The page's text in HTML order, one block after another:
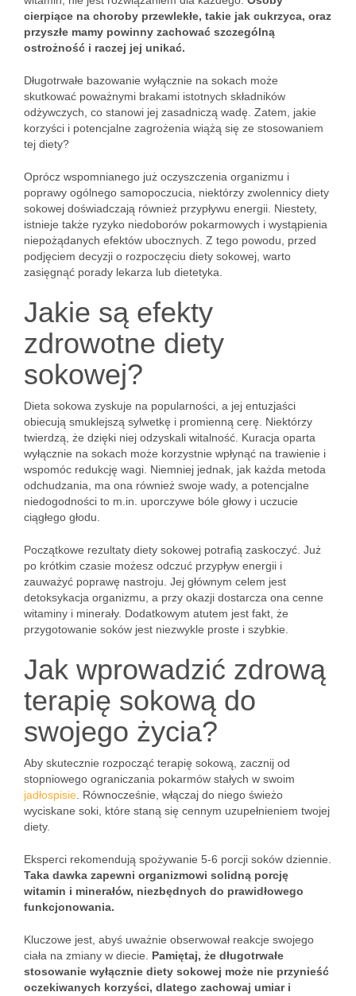
cierpiące na choroby przewlekłe, takie jak cukrzyca, oraz
przyszłe mamy powinny zachować szczególną
ostrożność i raczej jej unikać.
Długotrwałe bazowanie wyłącznie na sokach może
skutkować poważnymi brakami istotnych składników
odżywczych, co stanowi jej zasadniczą wadę. Zatem, jakie
korzyści i potencjalne zagrożenia wiążą się ze stosowaniem
tej diety?
Oprócz wspomnianego już oczyszczenia organizmu i
poprawy ogólnego samopoczucia, niektórzy zwolennicy diety
sokowej doświadczają również przypływu energii. Niestety,
istnieje także ryzyko niedoborów pokarmowych i wystąpienia
niepożądanych efektów ubocznych. Z tego powodu, przed
podjęciem decyzji o rozpoczęciu diety sokowej, warto
zasięgnąć porady lekarza lub dietetyka.
Jakie są efekty
zdrowotne diety
sokowej?
Dieta sokowa zyskuje na popularności, a jej entuzjaści
obiecują smuklejszą sylwetkę i promienną cerę. Niektórzy
twierdzą, że dzięki niej odzyskali witalność. Kuracja oparta
wyłącznie na sokach może korzystnie wpłynąć na trawienie i
wspomóc redukcję wagi. Niemniej jednak, jak każda metoda
odchudzania, ma ona również swoje wady, a potencjalne
niedogodności to m.in. uporczywe bóle głowy i uczucie
ciągłego głodu.
Początkowe rezultaty diety sokowej potrafią zaskoczyć. Już
po krótkim czasie możesz odczuć przypływ energii i
zauważyć poprawę nastroju. Jej głównym celem jest
detoksykacja organizmu, a przy okazji dostarcza ona cenne
witaminy i minerały. Dodatkowym atutem jest fakt, że
przygotowanie soków jest niezwykle proste i szybkie.
Jak wprowadzić zdrową
terapię sokową do
swojego życia?
Aby skutecznie rozpocząć terapię sokową, zacznij od
stopniowego ograniczania pokarmów stałych w swoim
jadłospisie . Równocześnie, włączaj do niego świeżo
wyciskane soki, które staną się cennym uzupełnieniem twojej
diety.
Eksperci rekomendują spożywanie 5-6 porcji soków dziennie.
Taka dawka zapewni organizmowi solidną porcję
witamin i minerałów, niezbędnych do prawidłowego
funkcjonowania.
Kluczowe jest, abyś uważnie obserwował reakcje swojego
ciała na zmiany w diecie. Pamiętaj, że długotrwałe
stosowanie wyłącznie diety sokowej może nie przynieść
oczekiwanych korzyści, dlatego zachowaj umiar i